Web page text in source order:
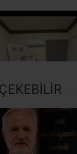
ÇEKEBİLİR